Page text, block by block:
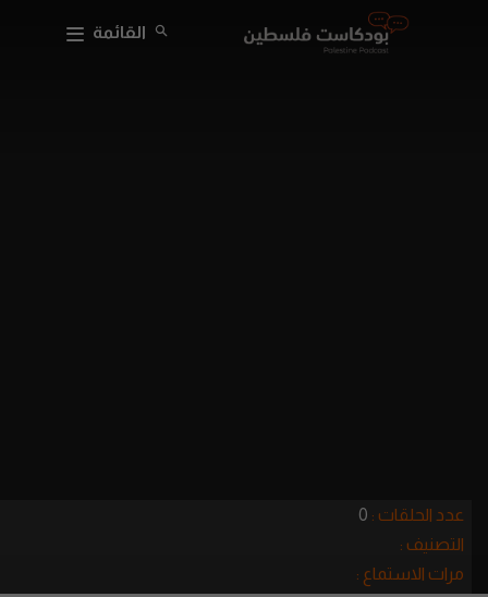
القائمة
عدد الحلقات : 0
التصنيف :
مرات الاستماع :